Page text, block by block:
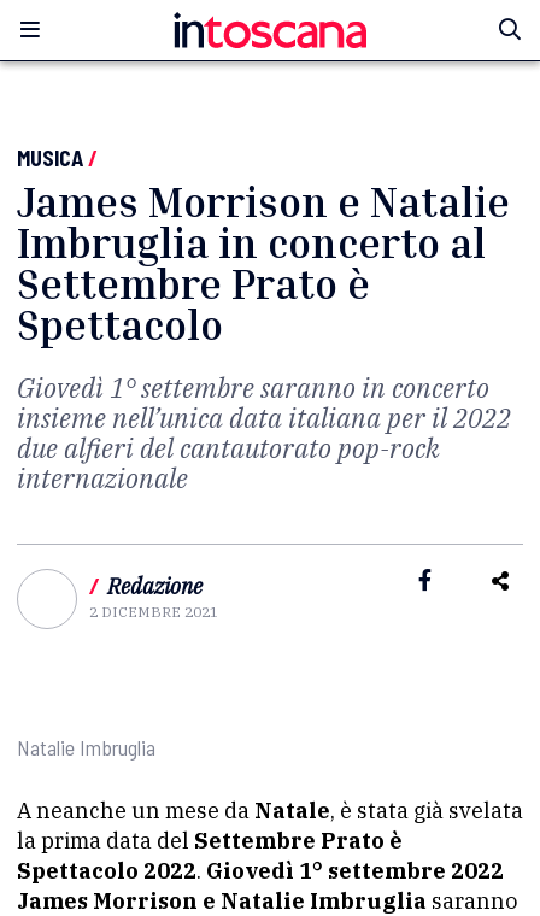
MUSICA/
James Morrison e Natalie
Imbruglia in concerto al
Settembre Prato è
Spettacolo
Giovedì 1° settembre saranno in concerto
insieme nell’unica data italiana per il 2022
due alfieri del cantautorato pop-rock
internazionale
/ Redazione
2 DICEMBRE 2021
Natalie Imbruglia
A neanche un mese da Natale, è stata già svelata
la prima data del Settembre Prato è
Spettacolo 2022. Giovedì 1° settembre 2022
James Morrison e Natalie Imbruglia saranno